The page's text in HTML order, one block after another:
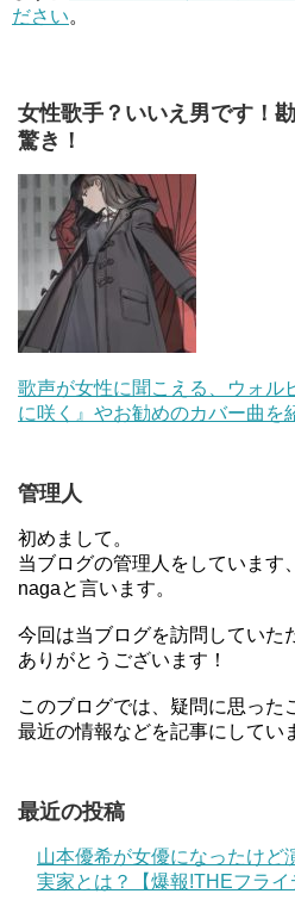
ださい。
女性歌手？いいえ男です！
驚き！
歌声が女性に聞こえる、ウォル
に咲く』やお勧めのカバー曲を
管理人
初めまして。
当ブログの管理人をしています、
nagaと言います。
今回は当ブログを訪問していた
ありがとうございます！
このブログでは、疑問に思った
最近の情報などを記事にしてい
最近の投稿
山本優希が女優になったけど
実家とは？【爆報!THEフライ